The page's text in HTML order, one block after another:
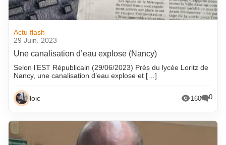
Actu flash
29 Juin. 2023
Une canalisation d’eau explose (Nancy)
Selon l’EST Républicain (29/06/2023) Près du lycée Loritz de
Nancy, une canalisation d’eau explose et […]
loic 160 0